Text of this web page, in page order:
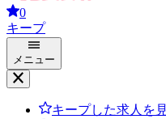
0
キープ
メニュー
キープした求人を